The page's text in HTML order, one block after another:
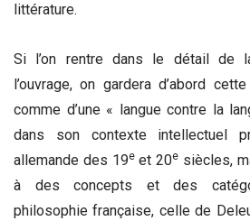
littérature.
Si l’on rentre dans le détail de
l’ouvrage, on gardera d’abord
comme d’une « langue contre la
dans son contexte intellectuel
allemande des 19eet 20e siècles,
à des concepts et des
philosophie française, celle de